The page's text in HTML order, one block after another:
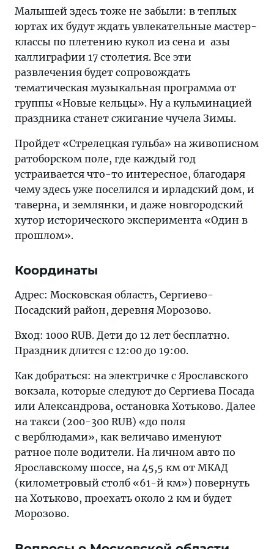
Малышей здесь тоже не забыли: в теплых
юртах их будут ждать увлекательные мастер-
классы по плетению кукол из сена и азы
каллиграфии 17 столетия. Все эти
развлечения будет сопровождать
тематическая музыкальная программа от
группы «Новые кельцы». Ну а кульминацией
праздника станет сжигание чучела Зимы.
Пройдет «Стрелецкая гульба» на живописном
ратоборском поле, где каждый год
устраивается что-то интересное, благодаря
чему здесь уже поселился и ирладский дом, и
таверна, и землянки, и даже новгородский
хутор исторического эксперимента «Один в
прошлом».
Координаты
Адрес: Московская область, Сергиево-
Посадский район, деревня Морозово.
Вход: 1000 RUB. Дети до 12 лет бесплатно.
Праздник длится с 12:00 до 19:00.
Как добраться: на электричке с Ярославского
вокзала, которые следуют до Сергиева Посада
или Александрова, остановка Хотьково. Далее
на такси (200-300 RUB) «до поля
с верблюдами», как величаво именуют
ратное поле водители. На личном авто по
Ярославскому шоссе, на 45,5 км от МКАД
(километровый столб «61-й км») повернуть
на Хотьково, проехать около 2 км и будет
Морозово.